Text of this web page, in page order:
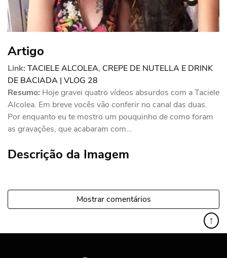
Artigo
Link: TACIELE ALCOLEA, CREPE DE NUTELLA E DRINK
DE BACIADA | VLOG 28
Resumo: Hoje gravei quatro vídeos absurdos com a Taciele
Alcolea. Em breve vocês vão conferir no canal das duas.
Por enquanto eu te mostro um pouquinho de como foram
as gravações, que acabaram com...
Descrição da Imagem
Mostrar comentários
↑